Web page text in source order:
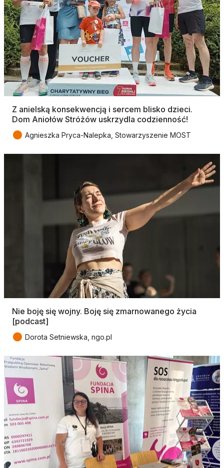
Z anielską konsekwencją i sercem blisko dzieci.
Dom Aniołów Stróżów uskrzydla codzienność!
● Agnieszka Pryca-Nalepka, Stowarzyszenie MOST
Nie boję się wojny. Boję się zmarnowanego życia
[podcast]
● Dorota Setniewska, ngo.pl